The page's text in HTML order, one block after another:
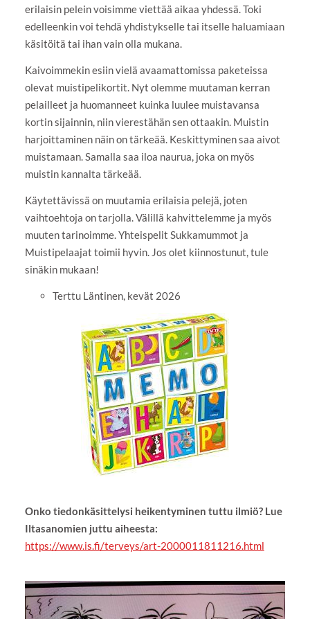
erilaisin pelein voisimme viettää aikaa yhdessä. Toki
edelleenkin voi tehdä yhdistykselle tai itselle haluamiaan
käsitöitä tai ihan vain olla mukana.
Kaivoimmekin esiin vielä avaamattomissa paketeissa
olevat muistipelikortit. Nyt olemme muutaman kerran
pelailleet ja huomanneet kuinka luulee muistavansa
kortin sijainnin, niin vierestähän sen ottaakin. Muistin
harjoittaminen näin on tärkeää. Keskittyminen saa aivot
muistamaan. Samalla saa iloa naurua, joka on myös
muistin kannalta tärkeää.
Käytettävissä on muutamia erilaisia pelejä, joten
vaihtoehtoja on tarjolla. Välillä kahvittelemme ja myös
muuten tarinoimme. Yhteispelit Sukkamummot ja
Muistipelaajat toimii hyvin. Jos olet kiinnostunut, tule
sinäkin mukaan!
Terttu Läntinen, kevät 2026
Onko tiedonkäsittelysi heikentyminen tuttu ilmiö? Lue
Iltasanomien juttu aiheesta:
https://www.is.fi/terveys/art-2000011811216.html